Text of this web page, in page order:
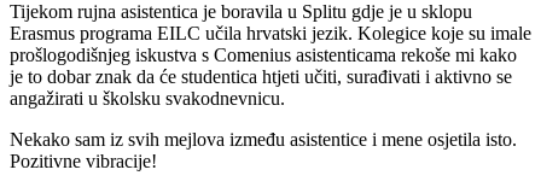
Tijekom rujna asistentica je boravila u Splitu gdje je u sklopu
Erasmus programa EILC učila hrvatski jezik. Kolegice koje su imale
prošlogodišnjeg iskustva s Comenius asistenticama rekoše mi kako
je to dobar znak da će studentica htjeti učiti, surađivati i aktivno se
angažirati u školsku svakodnevnicu.
Nekako sam iz svih mejlova između asistentice i mene osjetila isto.
Pozitivne vibracije!